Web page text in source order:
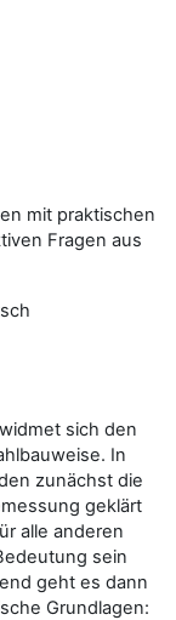
mit praktischen
Fragen aus
sich den
In
zunächst die
geklärt
alle anderen
sein
geht es dann
Grundlagen: